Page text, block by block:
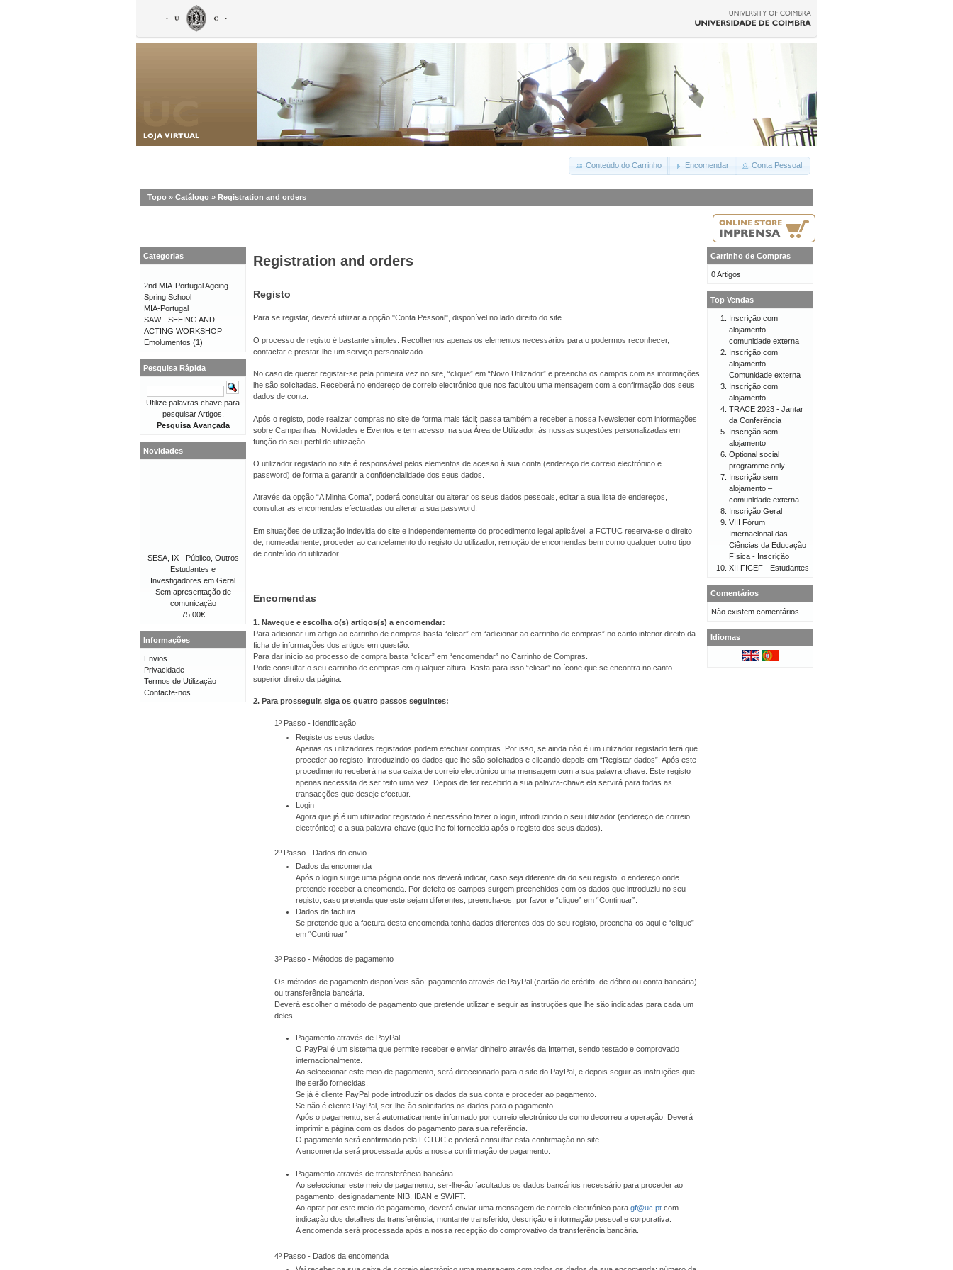
Conteúdo do Carrinho Encomendar Conta Pessoal
Topo » Catálogo » Registration and orders
Registration and orders
Registo
Para se registar, deverá utilizar a opção "Conta Pessoal", disponível no lado direito do site.
O processo de registo é bastante simples. Recolhemos apenas os elementos necessários para o podermos reconhecer,
contactar e prestar-lhe um serviço personalizado.
No caso de querer registar-se pela primeira vez no site, “clique” em “Novo Utilizador” e preencha os campos com as informações
lhe são solicitadas. Receberá no endereço de correio electrónico que nos facultou uma mensagem com a confirmação dos seus
dados de conta.
Após o registo, pode realizar compras no site de forma mais fácil; passa também a receber a nossa Newsletter com informações
sobre Campanhas, Novidades e Eventos e tem acesso, na sua Área de Utilizador, às nossas sugestões personalizadas em
função do seu perfil de utilização.
O utilizador registado no site é responsável pelos elementos de acesso à sua conta (endereço de correio electrónico e
password) de forma a garantir a confidencialidade dos seus dados.
Através da opção “A Minha Conta”, poderá consultar ou alterar os seus dados pessoais, editar a sua lista de endereços,
consultar as encomendas efectuadas ou alterar a sua password.
Em situações de utilização indevida do site e independentemente do procedimento legal aplicável, a FCTUC reserva-se o direito
de, nomeadamente, proceder ao cancelamento do registo do utilizador, remoção de encomendas bem como qualquer outro tipo
de conteúdo do utilizador.
Encomendas
1. Navegue e escolha o(s) artigos(s) a encomendar:
Para adicionar um artigo ao carrinho de compras basta “clicar” em “adicionar ao carrinho de compras” no canto inferior direito da
ficha de informações dos artigos em questão.
Para dar início ao processo de compra basta “clicar” em “encomendar” no Carrinho de Compras.
Pode consultar o seu carrinho de compras em qualquer altura. Basta para isso “clicar” no ícone que se encontra no canto
superior direito da página.
2. Para prosseguir, siga os quatro passos seguintes:
1º Passo - Identificação
Registe os seus dados
Apenas os utilizadores registados podem efectuar compras. Por isso, se ainda não é um utilizador registado terá que
proceder ao registo, introduzindo os dados que lhe são solicitados e clicando depois em “Registar dados”. Após este
procedimento receberá na sua caixa de correio electrónico uma mensagem com a sua palavra chave. Este registo
apenas necessita de ser feito uma vez. Depois de ter recebido a sua palavra-chave ela servirá para todas as
transacções que deseje efectuar.
Login
Agora que já é um utilizador registado é necessário fazer o login, introduzindo o seu utilizador (endereço de correio
electrónico) e a sua palavra-chave (que lhe foi fornecida após o registo dos seus dados).
2º Passo - Dados do envio
Dados da encomenda
Após o login surge uma página onde nos deverá indicar, caso seja diferente da do seu registo, o endereço onde
pretende receber a encomenda. Por defeito os campos surgem preenchidos com os dados que introduziu no seu
registo, caso pretenda que este sejam diferentes, preencha-os, por favor e “clique” em “Continuar”.
Dados da factura
Se pretende que a factura desta encomenda tenha dados diferentes dos do seu registo, preencha-os aqui e “clique”
em “Continuar”
3º Passo - Métodos de pagamento
Os métodos de pagamento disponíveis são: pagamento através de PayPal (cartão de crédito, de débito ou conta bancária)
ou transferência bancária.
Deverá escolher o método de pagamento que pretende utilizar e seguir as instruções que lhe são indicadas para cada um
deles.
Pagamento através de PayPal
O PayPal é um sistema que permite receber e enviar dinheiro através da Internet, sendo testado e comprovado
internacionalmente.
Ao seleccionar este meio de pagamento, será direccionado para o site do PayPal, e depois seguir as instruções que
lhe serão fornecidas.
Se já é cliente PayPal pode introduzir os dados da sua conta e proceder ao pagamento.
Se não é cliente PayPal, ser-lhe-ão solicitados os dados para o pagamento.
Após o pagamento, será automaticamente informado por correio electrónico de como decorreu a operação. Deverá
imprimir a página com os dados do pagamento para sua referência.
O pagamento será confirmado pela FCTUC e poderá consultar esta confirmação no site.
A encomenda será processada após a nossa confirmação de pagamento.
Pagamento através de transferência bancária
Ao seleccionar este meio de pagamento, ser-lhe-ão facultados os dados bancários necessário para proceder ao
pagamento, designadamente NIB, IBAN e SWIFT.
Ao optar por este meio de pagamento, deverá enviar uma mensagem de correio electrónico para gf@uc.pt com
indicação dos detalhes da transferência, montante transferido, descrição e informação pessoal e corporativa.
A encomenda será processada após a nossa recepção do comprovativo da transferência bancária.
4º Passo - Dados da encomenda
Categorias
2nd MIA-Portugal Ageing
Spring School
MIA-Portugal
SAW - SEEING AND
ACTING WORKSHOP
Emolumentos (1)
Pesquisa Rápida
Utilize palavras chave para
pesquisar Artigos.
Pesquisa Avançada
Novidades
SESA, IX - Público, Outros
Estudantes e
Investigadores em Geral
Sem apresentação de
comunicação
75,00€
Informações
Envios
Privacidade
Termos de Utilização
Contacte-nos
Carrinho de Compras
0 Artigos
Top Vendas
Inscrição com
alojamento –
comunidade externa
Inscrição com
alojamento -
Comunidade externa
Inscrição com
alojamento
TRACE 2023 - Jantar
da Conferência
Inscrição sem
alojamento
Optional social
programme only
Inscrição sem
alojamento –
comunidade externa
Inscrição Geral
VIII Fórum
Internacional das
Ciências da Educação
Física - Inscrição
XII FICEF - Estudantes
Comentários
Não existem comentários
Idiomas